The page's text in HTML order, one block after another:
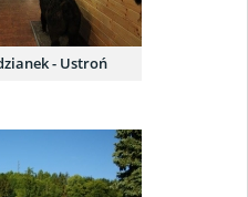
- Ustroń